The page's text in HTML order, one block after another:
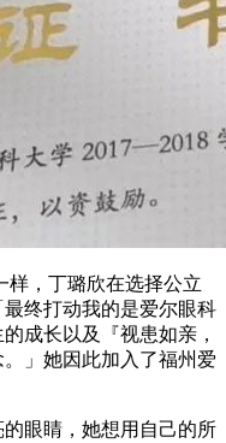
样，丁璐欣在选择公立
终打动我的是爱尔眼科
成长以及『视患如亲，
」她因此加入了福州爱
眼睛，她想用自己的所